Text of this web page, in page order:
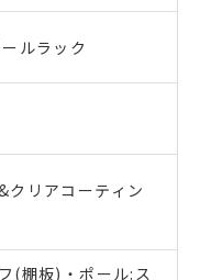
ルラック
クリアコーティン
(棚板)・ポール:ス